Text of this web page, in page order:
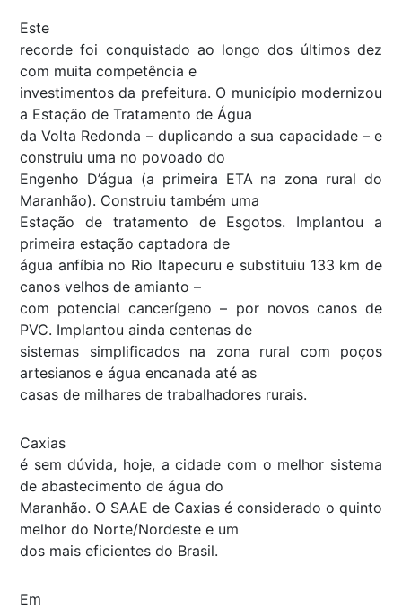
Este
recorde foi conquistado ao longo dos últimos dez
com muita competência e
investimentos da prefeitura. O município modernizou
a Estação de Tratamento de Água
da Volta Redonda – duplicando a sua capacidade – e
construiu uma no povoado do
Engenho D’água (a primeira ETA na zona rural do
Maranhão). Construiu também uma
Estação de tratamento de Esgotos. Implantou a
primeira estação captadora de
água anfíbia no Rio Itapecuru e substituiu 133 km de
canos velhos de amianto –
com potencial cancerígeno – por novos canos de
PVC. Implantou ainda centenas de
sistemas simplificados na zona rural com poços
artesianos e água encanada até as
casas de milhares de trabalhadores rurais.
Caxias
é sem dúvida, hoje, a cidade com o melhor sistema
de abastecimento de água do
Maranhão. O SAAE de Caxias é considerado o quinto
melhor do Norte/Nordeste e um
dos mais eficientes do Brasil.
Em